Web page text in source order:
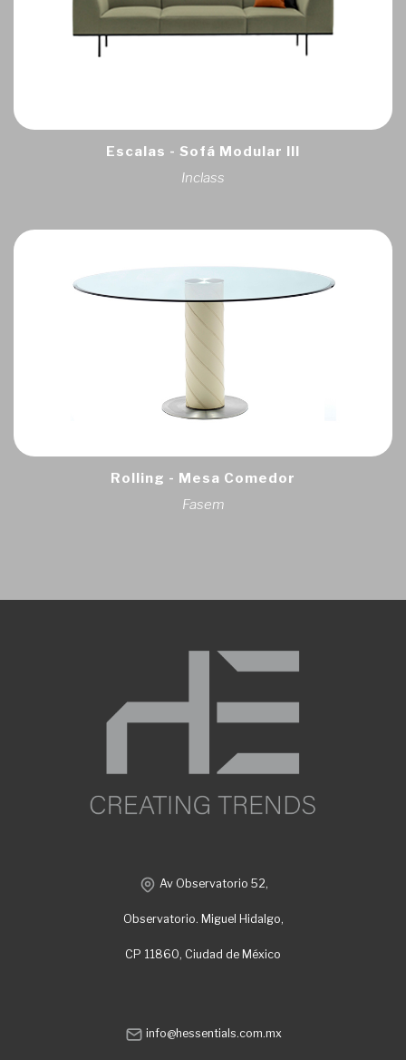
Escalas - Sofá Modular III
Inclass
Rolling - Mesa Comedor
Fasem
Av Observatorio 52,
Observatorio. Miguel Hidalgo,
CP 11860, Ciudad de México
info@hessentials.com.mx